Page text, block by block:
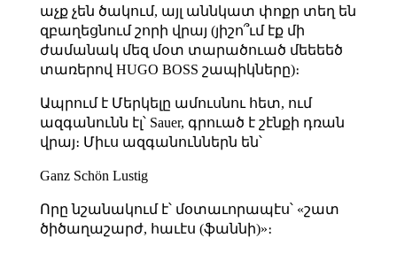
աչք չեն ծակում, այլ աննկատ փոքր տեղ են
զբաղեցնում շորի վրայ (յիշո՞ւմ էք մի
ժամանակ մեզ մօտ տարածուած մեեեեծ
տառերով HUGO BOSS շապիկները)։
Ապրում է Մերկելը ամուսնու հետ, ում
ազգանունն էլ՝ Sauer, գրուած է շէնքի դռան
վրայ։ Միւս ազգանուններն են՝
Ganz Schön Lustig
Որը նշանակում է՝ մօտաւորապէս՝ «շատ
ծիծաղաշարժ, հաւէս (ֆաննի)»։